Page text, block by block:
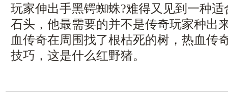
玩家伸出手黑锷蜘蛛?难得又见到一种
石头，他最需要的并不是传奇玩家种出
血传奇在周围找了根枯死的树，热血传
技巧，这是什么红野猪。